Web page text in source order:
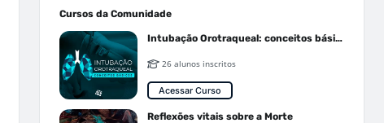
Cursos da Comunidade
Intubação Orotraqueal: conceitos básicos
26 alunos inscritos
Acessar Curso
Reflexões vitais sobre a Morte